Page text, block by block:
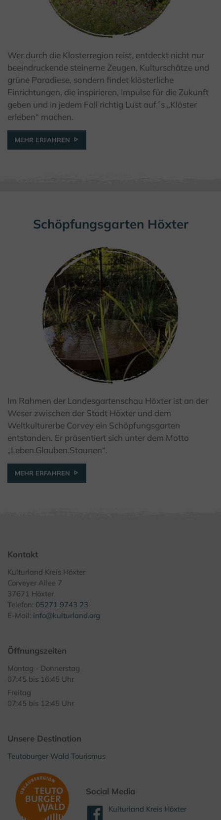
© Bad Driburger Touristik GmbH / F. Grawe
Wer durch die Klosterregion reist, entdeckt nicht nur
beeindruckende steinerne Zeugen, Kulturschätze und
grüne Paradiese, sondern findet klösterliche
Einrichtungen, die inspirieren, Impulse für die Zukunft
geben und in jedem Fall richtig Lust auf´s „Klöster
erleben“ machen.
MEHR ERFAHREN
Schöpfungsgarten Höxter
© Dekanat Höxter
Im Rahmen der Landesgartenschau Höxter ist an der
Weser zwischen der Stadt Höxter und dem
Weltkulturerbe Corvey ein Schöpfungsgarten
entstanden. Er präsentiert sich unter dem Motto
„Leben.Glauben.Staunen“.
MEHR ERFAHREN
Kontakt
Kulturland Kreis Höxter
Corveyer Allee 7
37671 Höxter
Telefon: 05271 9743 23
E-Mail: info@kulturland.org
Öffnungszeiten
Montag - Donnerstag
07:45 bis 16:45 Uhr
Freitag
07:45 bis 12:45 Uhr
Unsere Destination
Teutoburger Wald Tourismus
Social Media
Kulturland Kreis Höxter